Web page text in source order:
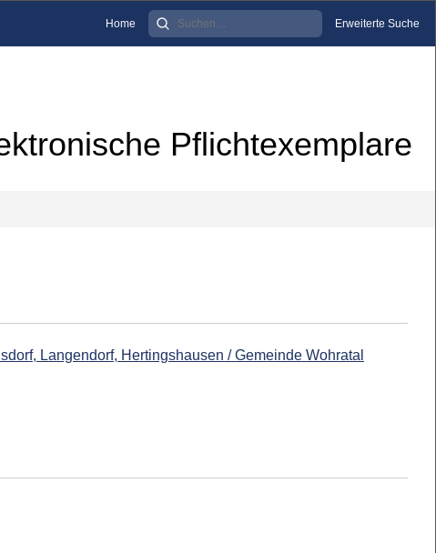
Home Erweiterte Suche
Pflichtexemplare
Langendorf, Hertingshausen / Gemeinde Wohratal